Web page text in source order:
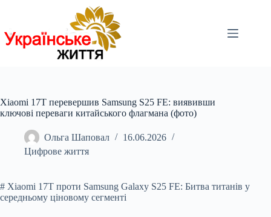
Xiaomi 17T перевершив Samsung S25 FE: виявивши
ключові переваги китайського флагмана (фото)
Ольга Шаповал
16.06.2026
Цифрове життя
# Xiaomi 17T проти Samsung Galaxy S25 FE: Битва титанів у
середньому ціновому сегменті